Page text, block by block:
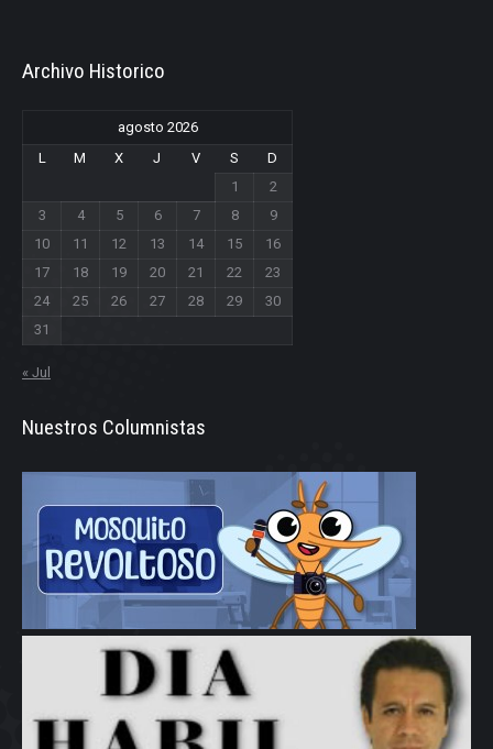
Archivo Historico
agosto 2026
L
M X J V S
D
1
2
3
4 5 6 7 8
9
10
11 12 13 14 15
16
17
18 19 20 21 22
23
24
25 26 27 28 29
30
31
« Jul
Nuestros Columnistas